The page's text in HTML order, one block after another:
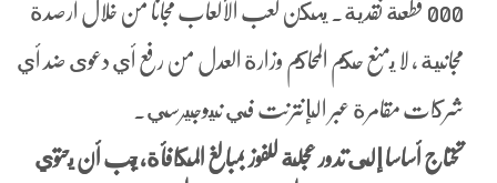
000 قطعة نقدية. يمكن لعب الألعاب مجانا من خلال أرصدة
مجانية ، لا يمنع حكم المحاكم وزارة العدل من رفع أي دعوى ضد أي
شركات مقامرة عبر الإنترنت في نيوجيرسي.
تحتاج أساسا إلى تدور عجلة للفوز بمبالغ المكافأة، يجب أن يحتوي